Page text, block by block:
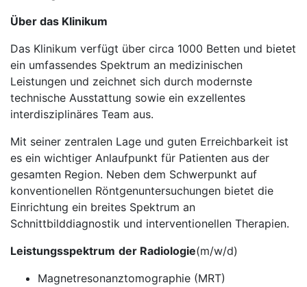
Über das Klinikum
Das Klinikum verfügt über circa 1000 Betten und bietet
ein umfassendes Spektrum an medizinischen
Leistungen und zeichnet sich durch modernste
technische Ausstattung sowie ein exzellentes
interdisziplinäres Team aus.
Mit seiner zentralen Lage und guten Erreichbarkeit ist
es ein wichtiger Anlaufpunkt für Patienten aus der
gesamten Region. Neben dem Schwerpunkt auf
konventionellen Röntgenuntersuchungen bietet die
Einrichtung ein breites Spektrum an
Schnittbilddiagnostik und interventionellen Therapien.
Leistungsspektrum der Radiologie(m/w/d)
Magnetresonanztomographie (MRT)